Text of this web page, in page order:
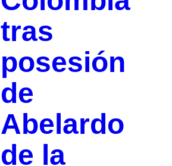
tras
posesión
de
Abelardo
de la